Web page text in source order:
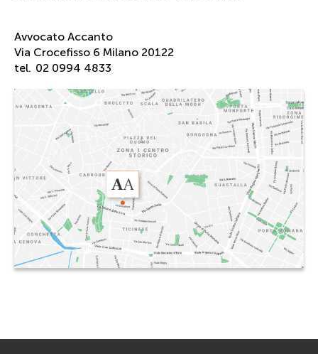
Avvocato Accanto
Via Crocefisso 6 Milano 20122
tel. 02 0994 4833